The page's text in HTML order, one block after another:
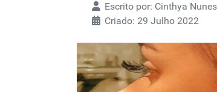
Escrito por: Cinthya Nunes
Criado: 29 Julho 2022